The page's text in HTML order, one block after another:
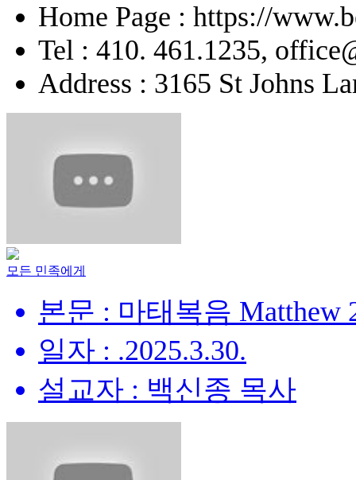
Home Page : https://
Tel : 410. 461.1235,
Address : 3165 St Johns
모든 민족에게
본문 : 마태복음 Matthew
일자 : .2025.3.30.
설교자 : 백신종 목사